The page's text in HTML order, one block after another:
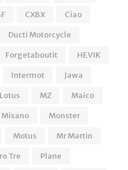
CXBX
Ciao
Ducti Motorcycle
Forgetaboutit
HEVIK
Intermot
Jawa
Lotus MZ
Maico
Misano
Monster
Motus
Mr Martin
Tre
Plane